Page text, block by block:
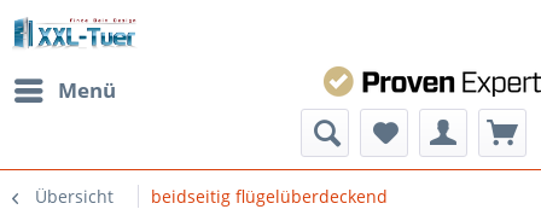
Menü
Übersicht beidseitig flügelüberdeckend